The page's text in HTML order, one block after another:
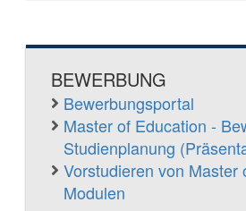
BEWERBUNG
Bewerbungsportal
Master of Education -
Studienplanung
Vorstudieren von Master
Modulen